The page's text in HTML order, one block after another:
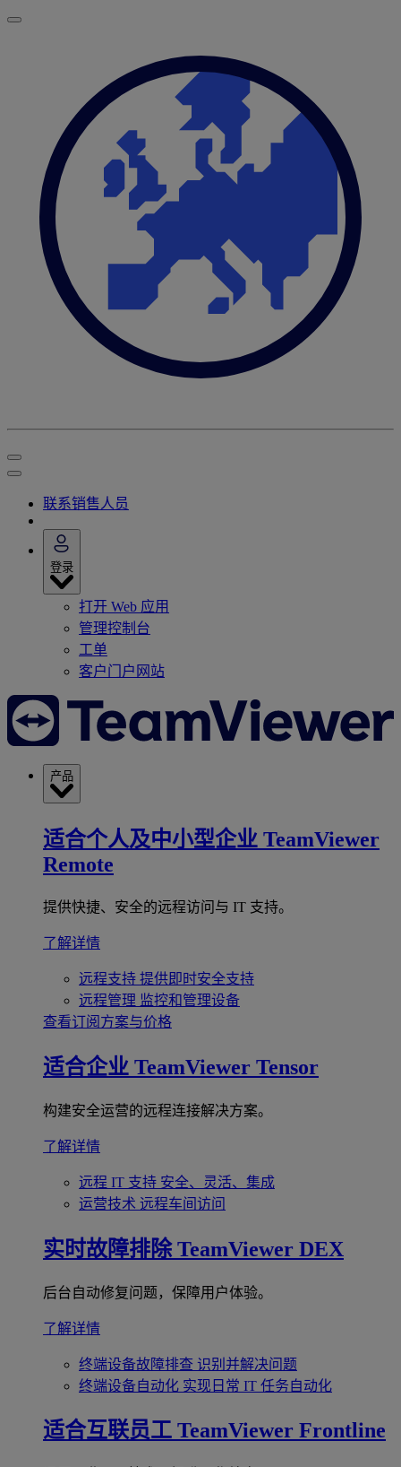
联系销售人员
登录
打开 Web 应用
管理控制台
工单
客户门户网站
产品
适合个人及中小型企业 TeamViewer
Remote
提供快捷、安全的远程访问与 IT 支持。
了解详情
远程支持 提供即时安全支持
远程管理 监控和管理设备
查看订阅方案与价格
适合企业 TeamViewer Tensor
构建安全运营的远程连接解决方案。
了解详情
远程 IT 支持 安全、灵活、集成
运营技术 远程车间访问
实时故障排除 TeamViewer DEX
后台自动修复问题，保障用户体验。
了解详情
终端设备故障排查 识别并解决问题
终端设备自动化 实现日常 IT 任务自动化
适合互联员工 TeamViewer Frontline